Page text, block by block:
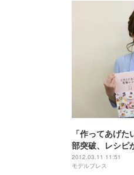
「作ってあげ
部突破、レシピ
倒的な支持
2012.03.11 11:51
モデルプレス